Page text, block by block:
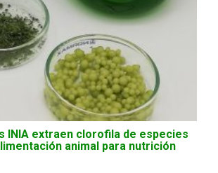
INIA extraen clorofila de especies
animal para nutrición